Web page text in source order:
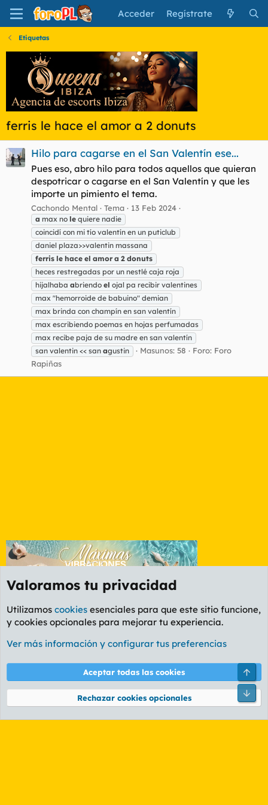
Acceder Regístrate
Etiquetas
ferris le hace el amor a 2 donuts
Hilo para cagarse en el San Valentín ese...
Pues eso, abro hilo para todos aquellos que quieran
despotricar o cagarse en el San Valentín y que les
importe un pimiento el tema.
Cachondo Mental Tema 13 Feb 2024
a max no le quiere nadie
coincidí con mi tío valentín en un puticlub
daniel plaza>>valentin massana
ferris le hace el amor a 2 donuts
heces restregadas por un nestlé caja roja
hijalhaba abriendo el ojal pa recibir valentines
max "hemorroide de babuino" demian
max brinda con champín en san valentín
max escribiendo poemas en hojas perfumadas
max recibe paja de su madre en san valentín
san valentin << san agustin Masunos: 58 Foro: Foro
Rapiñas
Etiquetas
Cookies
PL OLDSTYLE AMARILLO
Términos y reglas Política de privacidad Ayuda
Community platform by XenForo® © 2010-2026 XenForo Ltd.
Valoramos tu privacidad
Utilizamos cookies esenciales para que este sitio funcione,
y cookies opcionales para mejorar tu experiencia.
Ver más información y configurar tus preferencias
Aceptar todas las cookies
Rechazar cookies opcionales
Pie